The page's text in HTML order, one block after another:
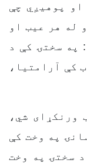
او پوهیږي چې
له هر عیب او
په سختۍ کې د
کې آرامتیا،
ورنکړای شي،
په وخت کې
سختۍ په وخت